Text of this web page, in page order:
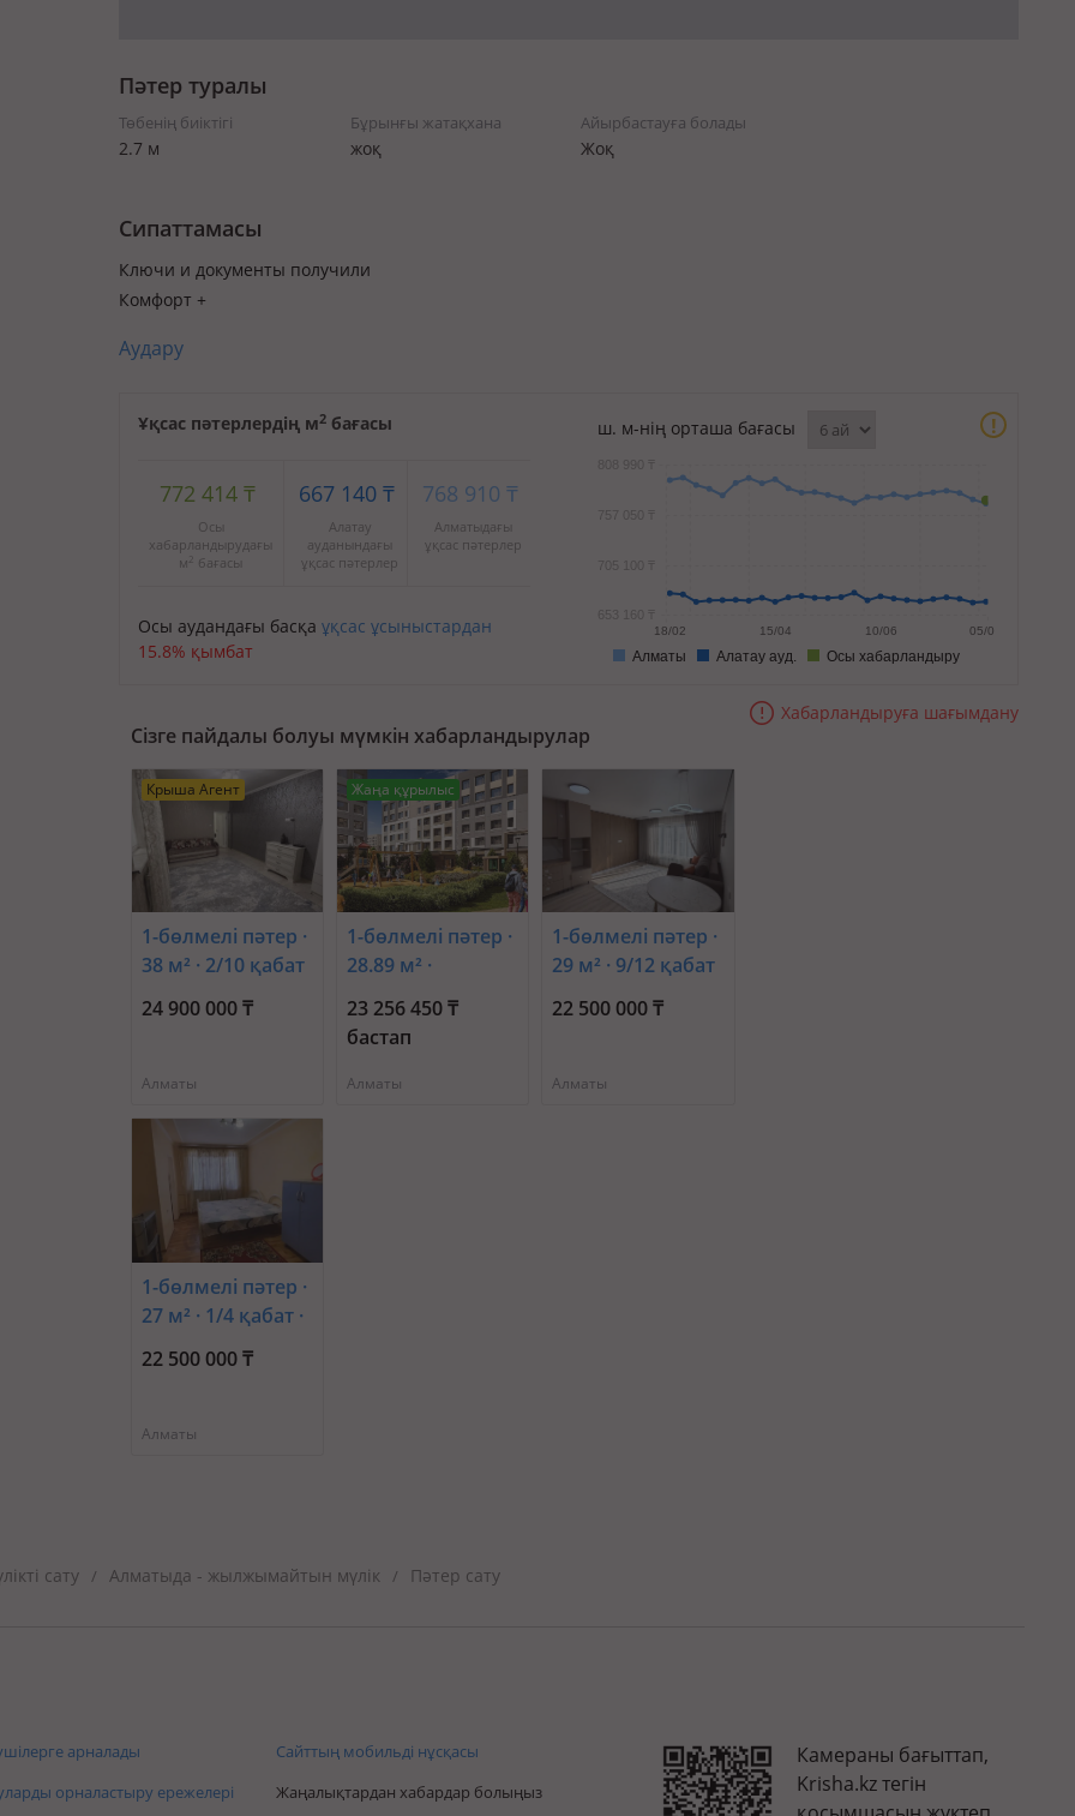
Пәтер туралы
Төбенің биіктігі
2.7 м
Бұрынғы жатақхана
жоқ
Айырбастауға болады
Жоқ
Сипаттамасы
Ключи и документы получили
Комфорт +
Аудару
Ұқсас пәтерлердің м2 бағасы
772 414 ₸
Осы
хабарландырудағы
м
бағасы
667 140 ₸
Алатау
ауданындағы
ұқсас пәтерлер
768 910 ₸
Алматыдағы
ұқсас пәтерлер
Осы аудандағы басқа ұқсас ұсыныстардан
15.8% қымбат
ш. м-нің орташа бағасы !
18/02 15/04 10/06 05/08
653 160 ₸
705 100 ₸
757 050 ₸
Алматы Алатау ауд. Осы хабарландыру
Хабарландыруға шағымдану
Сізге пайдалы болуы мүмкін хабарландырулар
Крыша Агент
1-бөлмелі пәтер ·
38 м² · 2/10 қабат
· Райымбека
481/1
24 900 000 ₸
Алматы
Жаңа құрылыс
1-бөлмелі пәтер ·
28.89 м² ·
Бауыржана
Момышулы
11/14а
23 256 450 ₸
бастап
Алматы
1-бөлмелі пәтер ·
29 м² · 9/12 қабат
· Ақкент ш/а. 90/3
— В НАЛИЧИИ
22 500 000 ₸
Алматы
1-бөлмелі пәтер ·
27 м² · 1/4 қабат ·
Тимирязева —
Розыбакиева
22 500 000 ₸
Алматы
сату / Алматыда - жылжымайтын мүлік / Пәтер сату
арналады
орналастыру ережелері
Сайттың мобильді нұсқасы
Жаңалықтардан хабардар болыңыз
Камераны бағыттап,
Krisha.kz тегін